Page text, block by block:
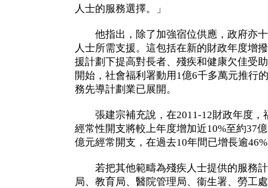
人士的服務選擇。」
他指出，除了加強宿位供應，政府亦十
人士所需支援。這包括在新的財政年度增
援計劃下提高對長者、殘疾和健康欠佳受
開始，社會福利署動用1億6千多萬元推行
務先導計劃業已展開。
張建宗補充說，在2011-12財政年度，
經常性開支將較上年度增加近10%至約37
億元經常開支，在過去10年間已增長逾
若把其他範疇為殘疾人士提供的服務計
局、教育局、醫院管理局、衞生署、勞工